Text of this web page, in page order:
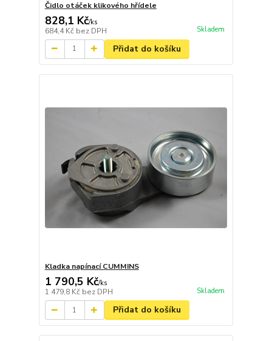
Čidlo otáček klikového hřídele
828,1 Kč/ks
684,4 Kč bez DPH Skladem
Přidat do košíku
Kladka napínací CUMMINS
1 790,5 Kč/ks
1 479,8 Kč bez DPH Skladem
Přidat do košíku